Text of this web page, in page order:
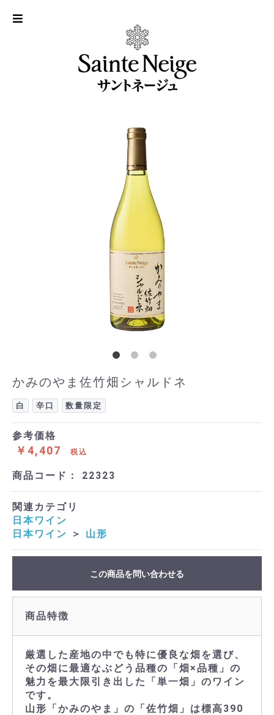
かみのやま佐竹畑シャルドネ
白 辛口 数量限定
参考価格
￥4,407 税込
商品コード： 22323
関連カテゴリ
日本ワイン
日本ワイン
＞ 山形
この商品を問い合わせる
商品特徴
厳選した産地の中でも特に優良な畑を選び、
その畑に最適なぶどう品種の「畑×品種」の
魅力を最大限引き出した「単一畑」のワイン
です。
山形「かみのやま」の「佐竹畑」は標高390